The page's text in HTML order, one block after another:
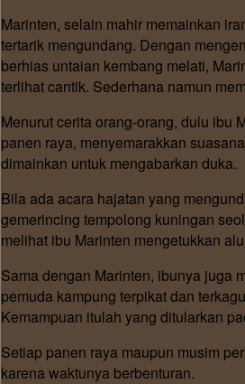
Marinten, selain mahir memainkan
tertarik mengundang. Dengan
berhias untaian kembang melati,
terlihat cantik. Sederhana namun
Menurut cerita orang-orang, dulu ibu
panen raya, menyemarakkan
dimainkan untuk mengabarkan duka.
Bila ada acara hajatan yang
gemerincing tempolong kuningan
melihat ibu Marinten mengetukkan
Sama dengan Marinten, ibunya juga
pemuda kampung terpikat dan
Kemampuan itulah yang ditularkan
Setiap panen raya maupun musim
karena waktunya berbenturan.